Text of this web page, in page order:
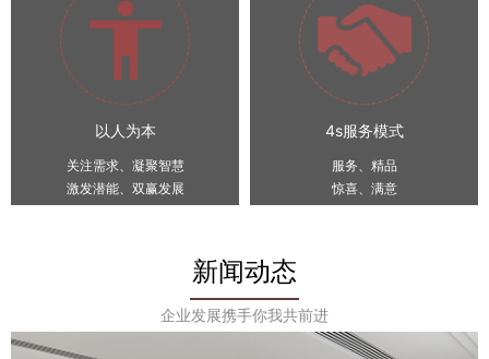
以人为本
关注需求、凝聚智慧
激发潜能、双赢发展
4s服务模式
服务、精品
惊喜、满意
新闻动态
企业发展携手你我共前进